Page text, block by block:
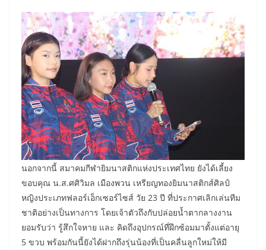
นอกจากนี้ สมาคมกีฬายิมนาสติกแห่งประเทศไทย ยังได้เลี้ยง
ขอบคุณ น.ส.ศศิวิมล เมืองพวน เหรียญทองยิมนาสติกส์ศิลป์
หญิงประเภทฟลอร์เอ็กเซอร์ไซส์ วัย 23 ปี ที่ประกาศเลิกเล่นทีม
ชาติอย่างเป็นทางการ โดยเจ้าตัวถึงกับปล่อยน้ำตากลางงาน
ยอมรับว่า รู้สึกใจหาย และ คิดถึงอุปกรณ์ที่ฝึกซ้อมมาตั้งแต่อายุ
5 ขวบ พร้อมกันนี้ยังได้ฝากถึงรุ่นน้องที่เป็นคลื่นลูกใหม่ให้มี